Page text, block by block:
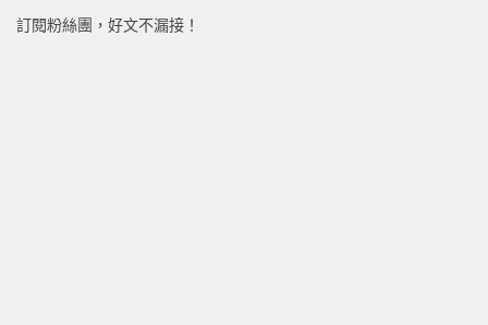
訂閱粉絲團，好文不漏接！